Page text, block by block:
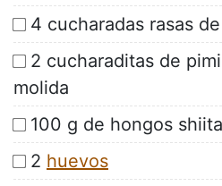
4 cucharadas rasas de
2 cucharaditas de
molida
100 g de hongos
2 huevos